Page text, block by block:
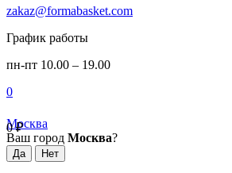
zakaz@formabasket.com
График работы
пн-пт 10.00 – 19.00
0
0₽
Москва
Ваш город Москва?